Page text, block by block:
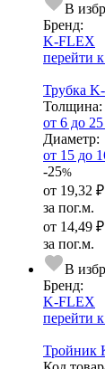
В
Бренд:
K-FLEX
перейти
Трубка
Тол­щи­на:
от 6 до
Диаметр:
от 15 до
-25%
от 19,32 ₽
за пог.м.
от 14,49 ₽
за пог.м.
В
Бренд:
K-FLEX
перейти
Тройник